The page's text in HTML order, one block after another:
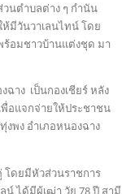
วนตำบลต่าง ๆ กำนัน
มีวันวาเลนไทน์ โดย
ร้อมชาวบ้านแต่งชุด มา
าง เป็นกองเชียร์ หลัง
อแจกจ่ายให้ประชาชน
พง อำเภอหนองฉาง
โดยมีหัวส่วนราชการ
ได้มีผู้เฒ่า วัย 78 ปี สามี